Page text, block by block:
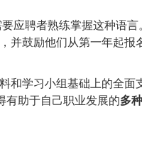
应聘者熟练掌握这种语
并鼓励他们从第一年起报
和学习小组基础上的全面
有助于自己职业发展的多